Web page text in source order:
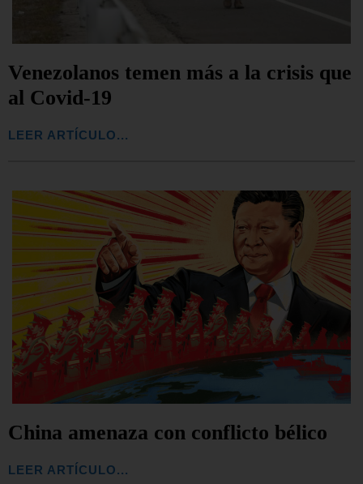
Venezolanos temen más a la crisis que
al Covid-19
LEER ARTÍCULO...
China amenaza con conflicto bélico
LEER ARTÍCULO...